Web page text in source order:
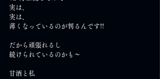
実は、
実は、
薄くなっているのが判るんです!!
だから頑張れるし
続けられているのかも～
甘酒と私